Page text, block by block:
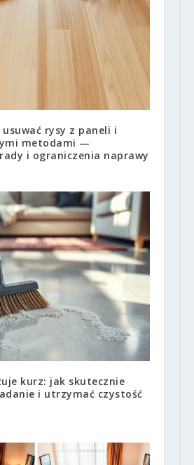
usuwać rysy z paneli i
metodami —
i ograniczenia naprawy
kurz: jak skutecznie
i utrzymać czystość